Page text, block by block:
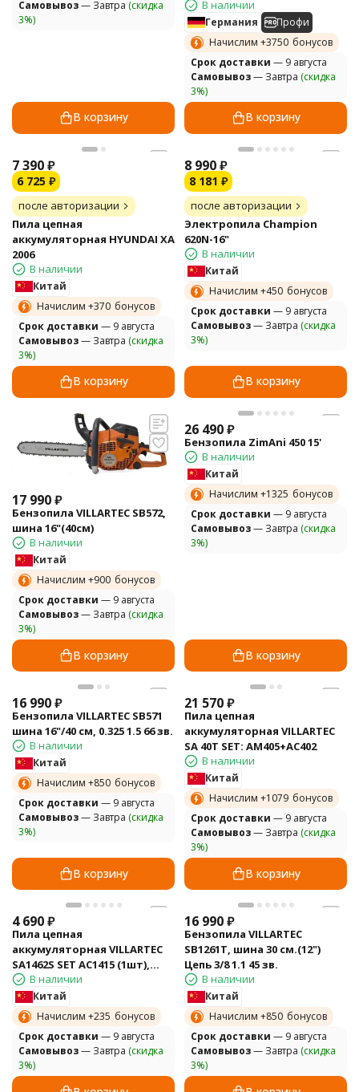
Самовывоз— Завтра (скидка
3%)
В корзину
В наличии
Германия
Профи
Начислим +3750 бонусов
Cрок доставки — 9 августа
Самовывоз— Завтра (скидка
3%)
В корзину
7 390₽
6 725 ₽
после авторизации
Пила цепная
аккумуляторная HYUNDAI XA
2006
В наличии
Китай
Начислим +370 бонусов
Cрок доставки — 9 августа
Самовывоз— Завтра (скидка
3%)
В корзину
8 990₽
8 181 ₽
после авторизации
Электропила Champion
620N-16"
В наличии
Китай
Начислим +450 бонусов
Cрок доставки — 9 августа
Самовывоз— Завтра (скидка
3%)
В корзину
17 990₽
Бензопила VILLARTEC SB572,
шина 16"(40см)
В наличии
Китай
Начислим +900 бонусов
Cрок доставки — 9 августа
Самовывоз— Завтра (скидка
3%)
В корзину
26 490₽
Бензопила ZimAni 450 15'
В наличии
Китай
Начислим +1325 бонусов
Cрок доставки — 9 августа
Самовывоз— Завтра (скидка
3%)
В корзину
16 990₽
Бензопила VILLARTEC SB571
шина 16"/40 см, 0.325 1.5 66 зв.
В наличии
Китай
Начислим +850 бонусов
Cрок доставки — 9 августа
Самовывоз— Завтра (скидка
3%)
В корзину
21 570₽
Пила цепная
аккумуляторная VILLARTEC
SA 40T SET: AM405+AC402
В наличии
Китай
Начислим +1079 бонусов
Cрок доставки — 9 августа
Самовывоз— Завтра (скидка
3%)
В корзину
4 690₽
Пила цепная
аккумуляторная VILLARTEC
SA1462S SET AC1415 (1шт),
AM1415 (1шт), без кейса
В наличии
Китай
Начислим +235 бонусов
Cрок доставки — 9 августа
Самовывоз— Завтра (скидка
3%)
16 990₽
Бензопила VILLARTEC
SB1261T, шина 30 см.(12")
Цепь 3/8 1.1 45 зв.
В наличии
Китай
Начислим +850 бонусов
Cрок доставки — 9 августа
Самовывоз— Завтра (скидка
3%)